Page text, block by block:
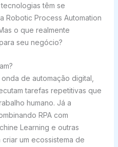
têm se
Robotic Process Automation
o que realmente
seu negócio?
de automação digital,
tarefas repetitivas que
humano. Já a
RPA com
Learning e outras
um ecossistema de